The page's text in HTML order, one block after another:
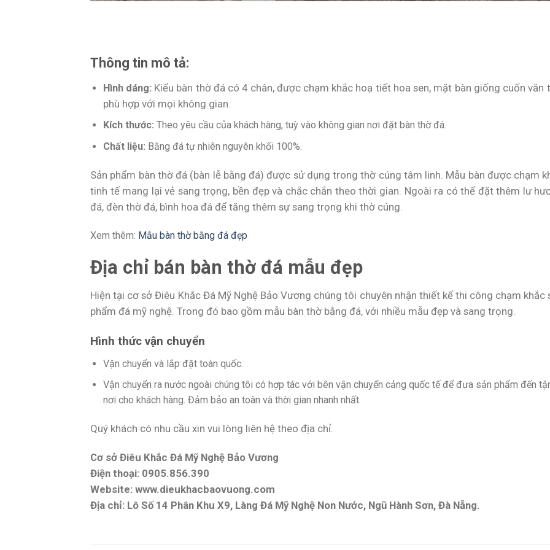
Thông tin mô tả:
Hình dáng: Kiểu bàn thờ đá có 4 chân, được chạm khắc hoạ tiết hoa sen, mặt bàn giống cuốn văn
phù hợp với mọi không gian.
Kích thước: Theo yêu cầu của khách hàng, tuỳ vào không gian nơi đặt bàn thờ đá.
Chất liệu: Bằng đá tự nhiên nguyên khối 100%.
Sản phẩm bàn thờ đá (bàn lễ bằng đá) được sử dụng trong thờ cúng tâm linh. Mẫu bàn được chạm
tinh tế mang lại vẻ sang trọng, bền đẹp và chắc chắn theo thời gian. Ngoài ra có thể đặt thêm lư
đá, đèn thờ đá, bình hoa đá để tăng thêm sự sang trọng khi thờ cúng.
Xem thêm: Mẫu bàn thờ bằng đá đẹp
Địa chỉ bán bàn thờ đá mẫu đẹp
Hiện tại cơ sở Điêu Khắc Đá Mỹ Nghệ Bảo Vương chúng tôi chuyên nhận thiết kế thi công chạm khắc
phẩm đá mỹ nghệ. Trong đó bao gồm mẫu bàn thờ bằng đá, với nhiều mẫu đẹp và sang trọng.
Hình thức vận chuyển
Vận chuyển và lắp đặt toàn quốc.
Vận chuyển ra nước ngoài chúng tôi có hợp tác với bên vận chuyển cảng quốc tế để đưa sản phẩm đến
nơi cho khách hàng. Đảm bảo an toàn và thời gian nhanh nhất.
Quý khách có nhu cầu xin vui lòng liên hệ theo địa chỉ.
Cơ sở Điêu Khắc Đá Mỹ Nghệ Bảo Vương
Điện thoại: 0905.856.390
Website: www.dieukhacbaovuong.com
Địa chỉ: Lô Số 14 Phân Khu X9, Làng Đá Mỹ Nghệ Non Nước, Ngũ Hành Sơn, Đà Nẵng.